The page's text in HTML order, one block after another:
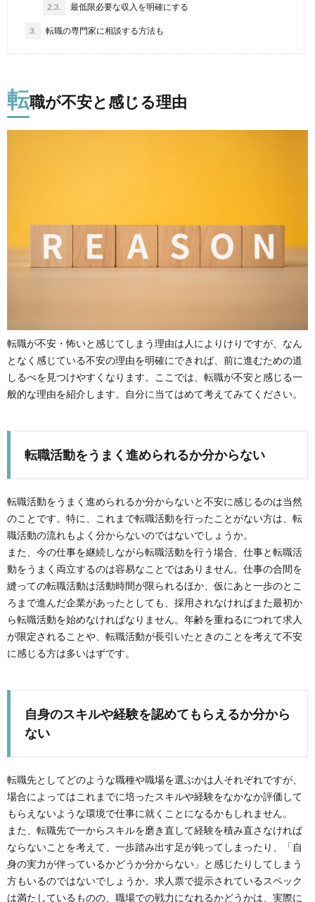
2.3. 最低限必要な収入を明確にする
3. 転職の専門家に相談する方法も
転職が不安と感じる理由
転職が不安・怖いと感じてしまう理由は人によりけりですが、なん
となく感じている不安の理由を明確にできれば、前に進むための道
しるべを見つけやすくなります。ここでは、転職が不安と感じる一
般的な理由を紹介します。自分に当てはめて考えてみてください。
転職活動をうまく進められるか分からない
転職活動をうまく進められるか分からないと不安に感じるのは当然
のことです。特に、これまで転職活動を行ったことがない方は、転
職活動の流れもよく分からないのではないでしょうか。
また、今の仕事を継続しながら転職活動を行う場合、仕事と転職活
動をうまく両立するのは容易なことではありません。仕事の合間を
縫っての転職活動は活動時間が限られるほか、仮にあと一歩のとこ
ろまで進んだ企業があったとしても、採用されなければまた最初か
ら転職活動を始めなければなりません。年齢を重ねるにつれて求人
が限定されることや、転職活動が長引いたときのことを考えて不安
に感じる方は多いはずです。
自身のスキルや経験を認めてもらえるか分から
ない
転職先としてどのような職種や職場を選ぶかは人それぞれですが、
場合によってはこれまでに培ったスキルや経験をなかなか評価して
もらえないような環境で仕事に就くことになるかもしれません。
また、転職先で一からスキルを磨き直して経験を積み直さなければ
ならないことを考えて、一歩踏み出す足が鈍ってしまったり、「自
身の実力が伴っているかどうか分からない」と感じたりしてしまう
方もいるのではないでしょうか。求人票で提示されているスペック
は満たしているものの、職場での戦力になれるかどうかは、実際に